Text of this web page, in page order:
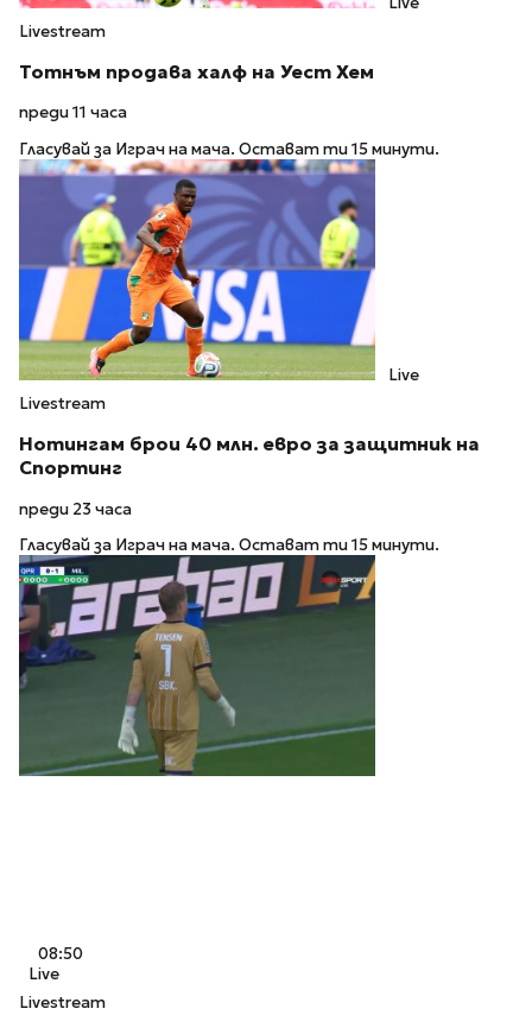
Livestream
Тотнъм продава халф на Уест Хем
преди 11 часа
Гласувай за Играч на мача. Остават ти 15 минути.
Live
Livestream
Нотингам брои 40 млн. евро за защитник на
Спортинг
преди 23 часа
Гласувай за Играч на мача. Остават ти 15 минути.
08:50
Live
Livestream